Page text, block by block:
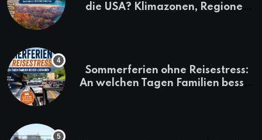
die USA? Klimazonen, Regionen
Sommerferien ohne Reisestress:
An welchen Tagen Familien besser